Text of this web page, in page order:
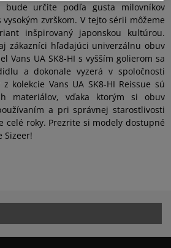
bude určite podľa gusta milovníkov
zvrškom. V tejto sérii môžeme
inšpirovaný japonskou kultúrou.
zákazníci hľadajúci univerzálnu obuv
Vans UA SK8-HI s vyšším golierom sa
a dokonale vyzerá v spoločnosti
kolekcie Vans UA SK8-HI Reissue sú
materiálov, vďaka ktorým si obuv
a pri správnej starostlivosti
celé roky. Prezrite si modely dostupné
Sizeer!